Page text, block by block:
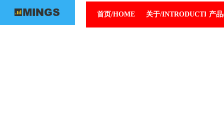
首页/HOME 关于/INTRODUCTION
产